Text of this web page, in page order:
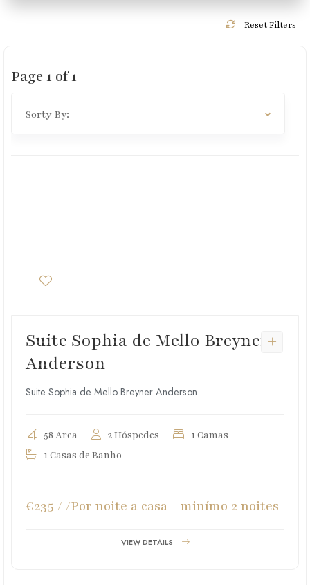
Reset Filters
Page 1 of1
Suite Sophia de Mello Breyner
Anderson
Suite Sophia de Mello Breyner Anderson
58 Area 2 Hóspedes
1 Camas
1 Casas de Banho
€235 / /Por noite a casa - minímo 2 noites
VIEW DETAILS